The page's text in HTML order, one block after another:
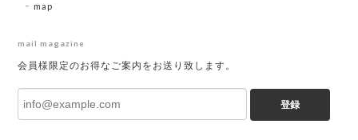
map
mail magazine
会員様限定のお得なご案内をお送り致します。
登録